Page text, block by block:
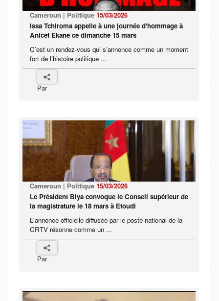
Cameroun | Politique 15/03/2026
Issa Tchiroma appelle à une journée d'hommage à
Anicet Ekane ce dimanche 15 mars
C’est un rendez-vous qui s’annonce comme un moment
fort de l’histoire politique ...
Par
Cameroun | Politique 15/03/2026
Le Président Biya convoque le Conseil supérieur de
la magistrature le 18 mars à Etoudi
L'annonce officielle diffusée par le poste national de la
CRTV résonne comme un ...
Par